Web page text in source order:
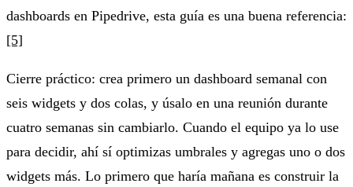
dashboards en Pipedrive, esta guía es una buena referencia:
[5]
Cierre práctico: crea primero un dashboard semanal con
seis widgets y dos colas, y úsalo en una reunión durante
cuatro semanas sin cambiarlo. Cuando el equipo ya lo use
para decidir, ahí sí optimizas umbrales y agregas uno o dos
widgets más. Lo primero que haría mañana es construir la